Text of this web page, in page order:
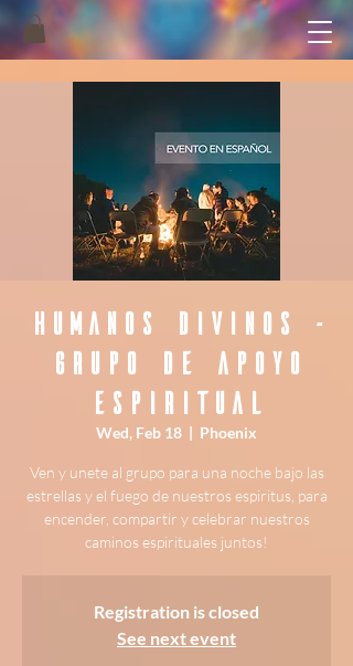
Humanos Divinos -
Grupo de Apoyo
Espiritual
Wed, Feb 18
  |
Phoenix
Ven y unete al grupo para una noche bajo las
estrellas y el fuego de nuestros espiritus, para
encender, compartir y celebrar nuestros
Registration is closed
See next event